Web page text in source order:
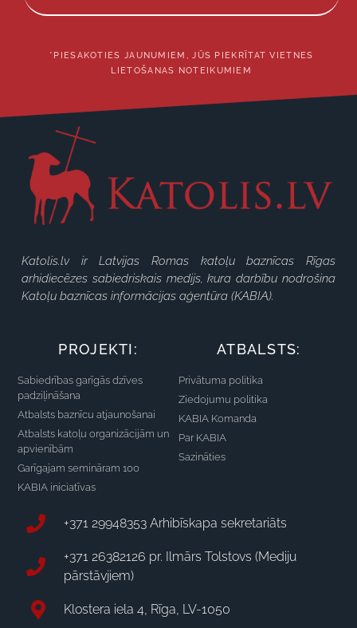
*PIESAKOTIES JAUNUMIEM, JŪS PIEKRĪTAT VIETNES
LIETOŠANAS NOTEIKUMIEM
Katolis.lv ir Latvijas Romas katoļu baznīcas Rīgas
arhidiecēzes sabiedriskais medijs, kura darbību nodrošina
Katoļu baznīcas informācijas aģentūra (KABIA).
PROJEKTI:
Sabiedrības garīgās dzīves
padziļināšana
Atbalsts baznīcu atjaunošanai
Atbalsts katoļu organizācijām un
apvienībām
Garīgajam semināram 100
KABIA iniciatīvas
ATBALSTS:
Privātuma politika
Ziedojumu politika
KABIA Komanda
Par KABIA
Sazināties
+371 29948353 Arhibīskapa sekretariāts
+371 26382126 pr. Ilmārs Tolstovs (Mediju
pārstāvjiem)
Klostera iela 4, Rīga, LV-1050